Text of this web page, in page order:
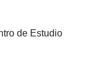
de Estudio